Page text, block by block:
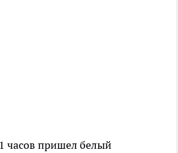
часов пришел белый